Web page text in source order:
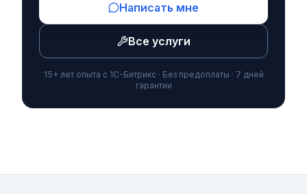
Написать мне
Все услуги
15+ лет опыта с 1С-Битрикс · Без предоплаты · 7 дней
гарантии